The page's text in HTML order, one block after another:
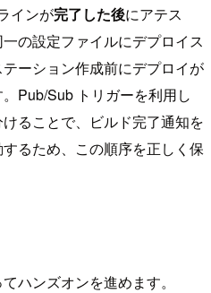
インが完了した後にアテス
の設定ファイルにデプロイス
ーション作成前にデプロイが
Pub/Sub トリガーを利用し
ることで、ビルド完了通知を
るため、この順序を正しく保
ハンズオンを進めます。